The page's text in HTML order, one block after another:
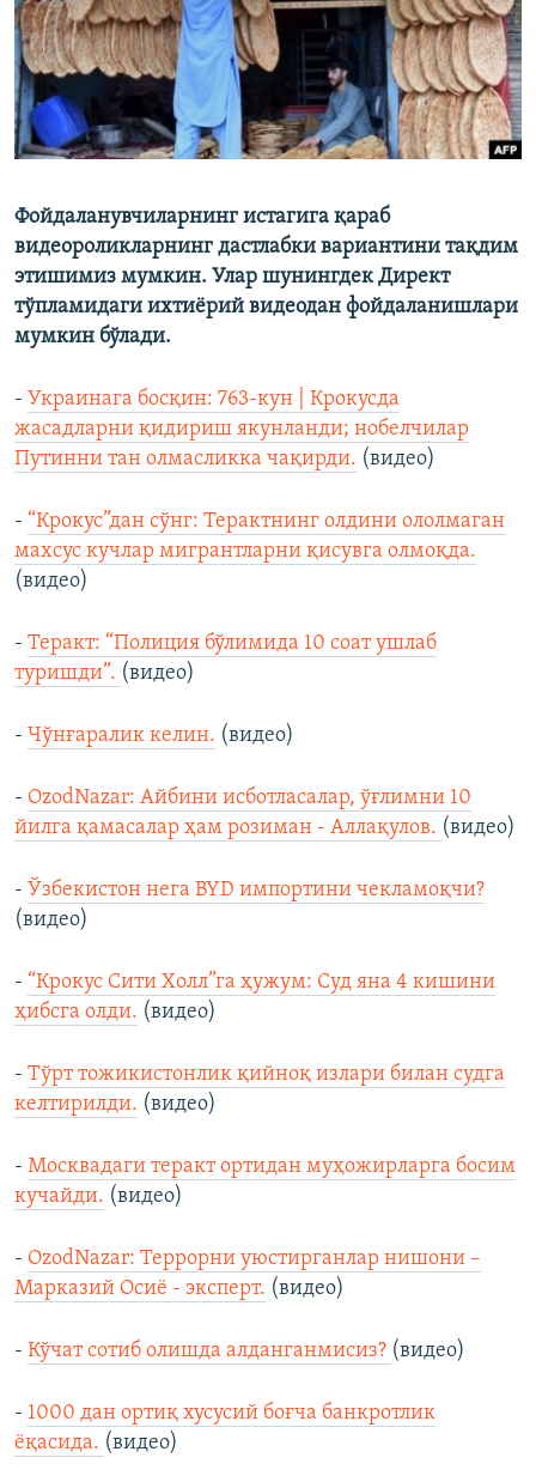
Фойдаланувчиларнинг истагига қараб
видеороликларнинг дастлабки вариантини тақдим
этишимиз мумкин. Улар шунингдек Директ
тўпламидаги ихтиёрий видеодан фойдаланишлари
мумкин бўлади.
- Украинага босқин: 763-кун | Крокусда
жасадларни қидириш якунланди; нобелчилар
Путинни тан олмасликка чақирди. (видео)
- “Крокус”дан сўнг: Терактнинг олдини ололмаган
махсус кучлар мигрантларни қисувга олмоқда.
(видео)
- Теракт: “Полиция бўлимида 10 соат ушлаб
туришди”. (видео)
- Чўнғаралик келин. (видео)
- OzodNazar: Айбини исботласалар, ўғлимни 10
йилга қамасалар ҳам розиман - Аллақулов. (видео)
- Ўзбекистон нега BYD импортини чекламоқчи?
(видео)
- “Крокус Сити Холл”га ҳужум: Суд яна 4 кишини
ҳибсга олди. (видео)
- Тўрт тожикистонлик қийноқ излари билан судга
келтирилди. (видео)
- Москвадаги теракт ортидан муҳожирларга босим
кучайди. (видео)
- OzodNazar: Террорни уюстирганлар нишони –
Марказий Осиё - эксперт. (видео)
- Кўчат сотиб олишда алданганмисиз? (видео)
- 1000 дан ортиқ хусусий боғча банкротлик
ёқасида. (видео)